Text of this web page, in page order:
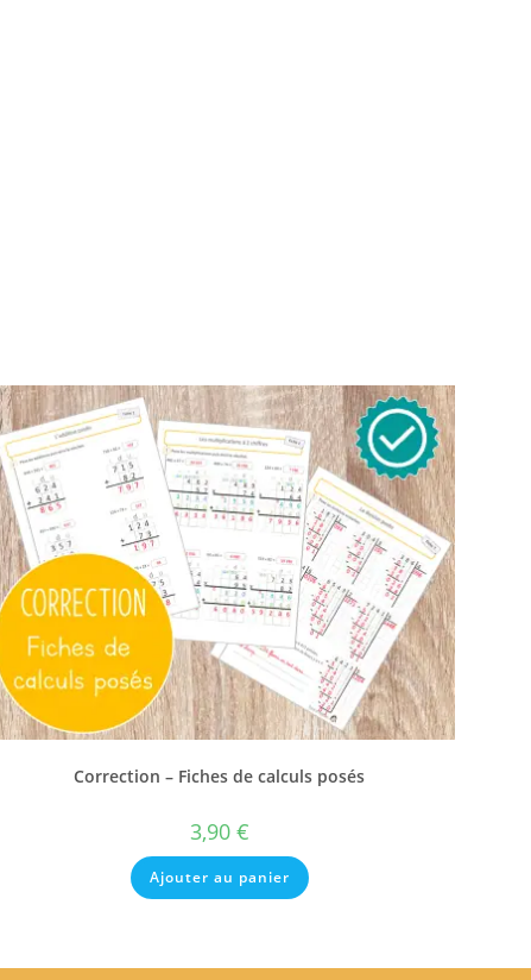
Correction – Fiches de calculs posés
3,90 €
Ajouter au panier